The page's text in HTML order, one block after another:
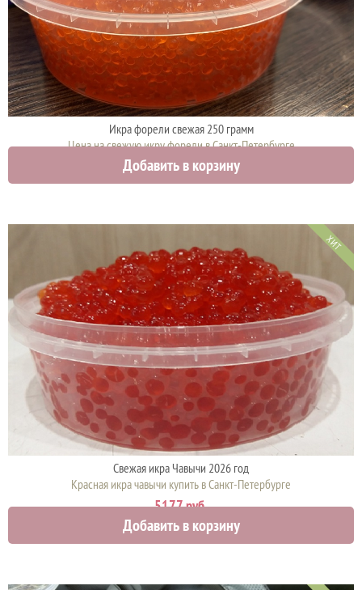
Икра форели свежая 250 грамм
Цена на свежую икру форели в Санкт-Петербурге
2375 руб.
Добавить в корзину
ХИТ
Свежая икра Чавычи 2026 год
Красная икра чавычи купить в Санкт-Петербурге
5177 руб.
Добавить в корзину